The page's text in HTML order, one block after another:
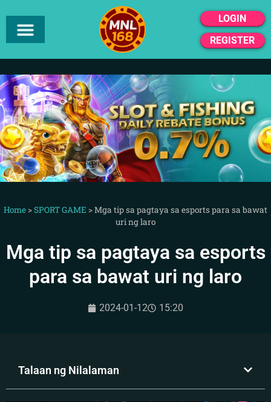
LOGIN
REGISTER
Home>SPORT GAME >Mga tip sa pagtaya sa esports para sa bawat
uri ng laro
Mga tip sa pagtaya sa esports
para sa bawat uri ng laro
2024-01-12 15:20
Talaan ng Nilalaman